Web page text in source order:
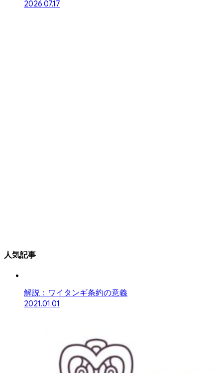
2026.07.17
人気記事
解説：ワイタンギ条約の意義
2021.01.01